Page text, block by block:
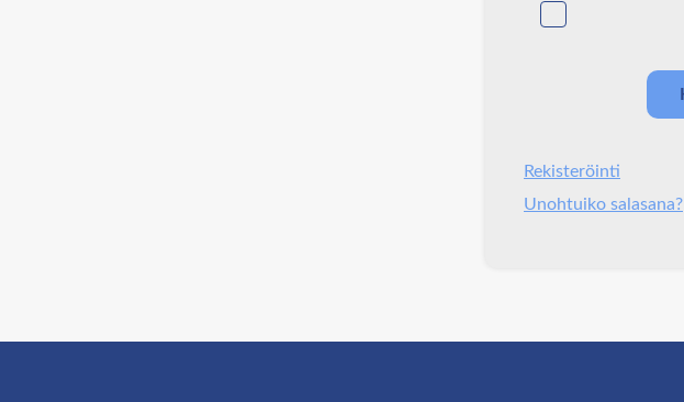
Rekisteröinti
Unohtuiko salasana?